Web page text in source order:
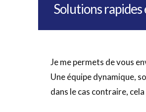
Solutions
Je me permets de vous
Une équipe dynamique,
dans le cas contraire,